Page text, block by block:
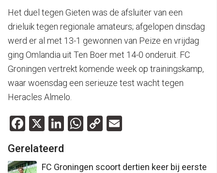
Het duel tegen Gieten was de afsluiter van een
drieluik tegen regionale amateurs; afgelopen dinsdag
werd er al met 13-1 gewonnen van Peize en vrijdag
ging Omlandia uit Ten Boer met 14-0 onderuit. FC
Groningen vertrekt komende week op trainingskamp,
waar woensdag een serieuze test wacht tegen
Heracles Almelo.
Facebook
X LinkedIn
WhatsApp
Copy
Gerelateerd
FC Groningen scoort dertien keer bij eerste